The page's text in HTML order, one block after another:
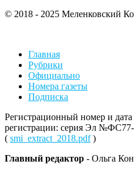
© 2018 - 2025 Меленковский
Главная
Рубрики
Официально
Номера газеты
Подписка
Регистрационный номер и
регистрации: серия Эл №ФС77-
( smi_extract_2018.pdf)
Главный редактор - Ольга